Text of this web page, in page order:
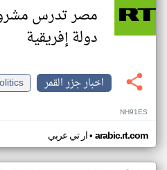
مصر تدرس
دولة إفريقية
اخبار جزر القمر
NH91ES
ار تي عربي• arabic.rt.com